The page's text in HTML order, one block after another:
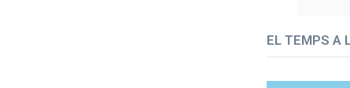
EL TEMPS A